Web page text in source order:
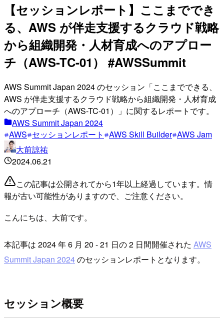
【セッションレポート】ここまででき
る、AWS が伴走支援するクラウド戦略
から組織開発・人材育成へのアプロー
チ（AWS-TC-01） #AWSSummit
AWS Summit Japan 2024 のセッション「ここまでできる、
AWS が伴走支援するクラウド戦略から組織開発・人材育成
へのアプローチ（AWS-TC-01）」に関するレポートです。
AWS Summit Japan 2024
AWS セッションレポート AWS Skill Builder AWS Jam
大前諒祐
2024.06.21
この記事は公開されてから1年以上経過しています。情
報が古い可能性がありますので、ご注意ください。
こんにちは、大前です。
本記事は 2024 年 6 月 20 - 21 日の 2 日間開催された AWS
Summit Japan 2024のセッションレポートとなります。
セッション概要